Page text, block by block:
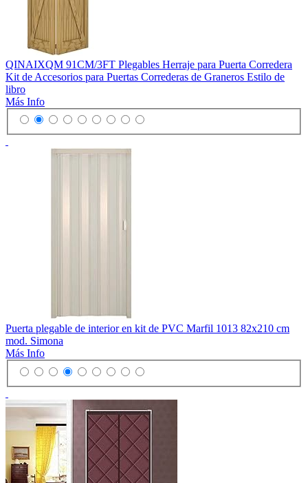
QINAIXQM 91CM/3FT Plegables Herraje para Puerta Corredera
Kit de Accesorios para Puertas Correderas de Graneros Estilo de
libro
Más Info
Puerta plegable de interior en kit de PVC Marfil 1013 82x210 cm
mod. Simona
Más Info